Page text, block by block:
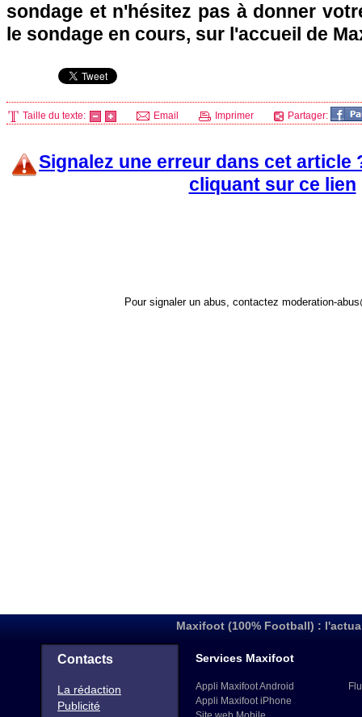
sondage et n'hésitez pas à donner
le sondage en cours, sur l'accueil de
Taille du texte: Email Imprimer Partager:
Signalez une erreur dans cet article
cliquant sur ce lien
Pour signaler un abus, contactez moderation-
Maxifoot (100% Football) :
Contacts
La rédaction
Publicité
Services Maxifoot
Appli Maxifoot Android
Appli Maxifoot iPhone